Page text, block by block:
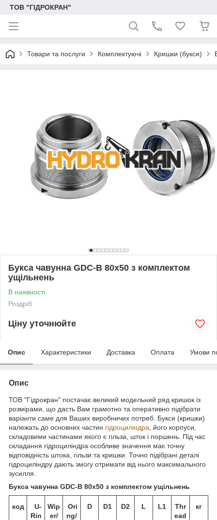
ТОВ "ГІДРОКРАН"
Товари та послуги Комплектуючі Кришки (букси)
Букса чавунна GDC-B 80х50 з комплектом
ущільнень
В наявності
Роздріб
Ціну уточнюйте
Опис Характеристики Доставка Оплата Умови
Опис
ТОВ "Гідрокран" постачає великий модельний ряд кришок із
розмірами, що дасть Вам грамотно та оперативно підібрати
варіанти саме для Ваших виробничих потреб. Букси (кришки)
належать до основних частин гідроциліндра , його корпуси,
складовими частинами якого є гільза, шток і поршень. Під час
складання гідроциліндра особливе значення має точну
відповідність штока, гільзи та кришки. Точно підібрані деталі
гідроциліндру дають змогу отримати від нього максимального
зусилля.
Букса чавунна GDC-B 80х50 з комплектом ущільнень
код
U-
Rin
Wip
er/
Ori
ng/
D D1 D2 L L1
Thr
ead
кг